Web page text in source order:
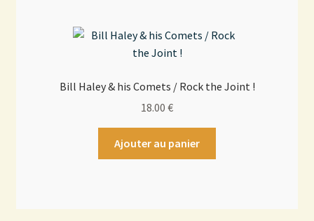
Bill Haley & his Comets / Rock the Joint !
18.00 €
Ajouter au panier